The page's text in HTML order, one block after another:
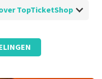
over TopTicketShop